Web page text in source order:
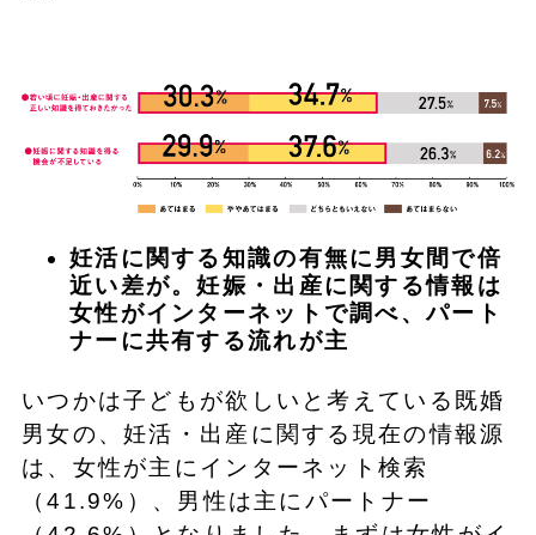
妊活に関する知識の有無に男女間で倍
近い差が。妊娠・出産に関する情報は
女性がインターネットで調べ、パート
ナーに共有する流れが主
いつかは子どもが欲しいと考えている既婚
男女の、妊活・出産に関する現在の情報源
は、女性が主にインターネット検索
（41.9%）、男性は主にパートナー